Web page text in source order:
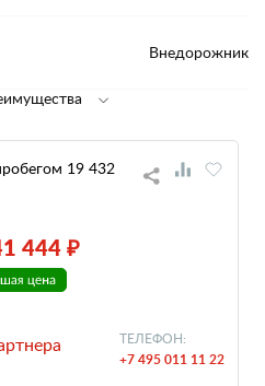
Внедорожник
19 432
444 ₽
ТЕЛЕФОН:
+7 495 011 11 22